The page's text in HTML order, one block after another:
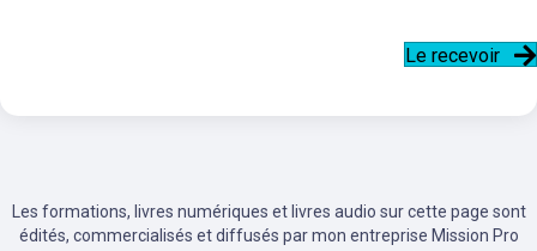
Le recevoir
Les formations, livres numériques et livres audio sur cette page sont
édités, commercialisés et diffusés par mon entreprise Mission Pro